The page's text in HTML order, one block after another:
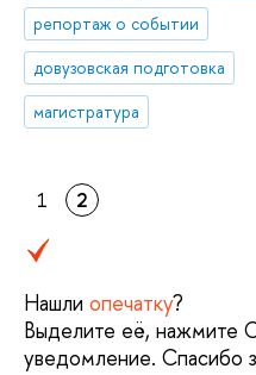
репортаж о событии
довузовская подготовка
магистратура
1 2
Нашли опечатку?
Выделите её, нажмите
уведомление. Спасибо